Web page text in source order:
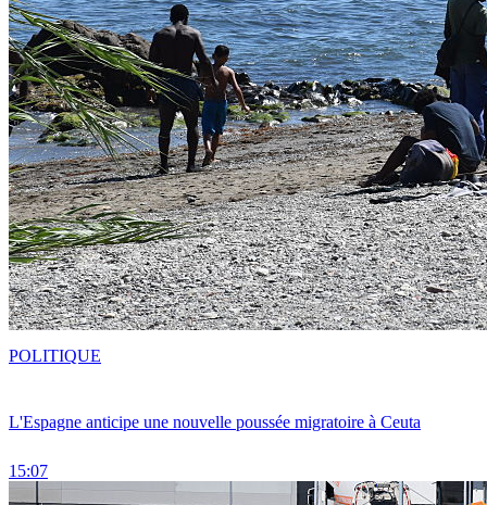
L'Espagne anticipe une nouvelle poussée migratoire à Ceuta
15:07
POLITIQUE